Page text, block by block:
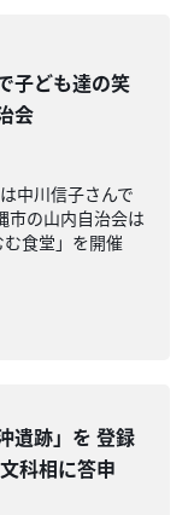
子ども達の笑
会
中川信子さんで
市の山内自治会は
食堂」を開催
遺跡」を 登録
科相に答申